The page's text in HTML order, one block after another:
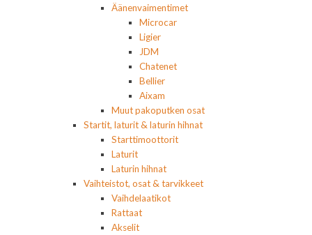
Äänenvaimentimet
Microcar
Ligier
JDM
Chatenet
Bellier
Aixam
Muut pakoputken osat
Startit, laturit & laturin hihnat
Starttimoottorit
Laturit
Laturin hihnat
Vaihteistot, osat & tarvikkeet
Vaihdelaatikot
Rattaat
Akselit